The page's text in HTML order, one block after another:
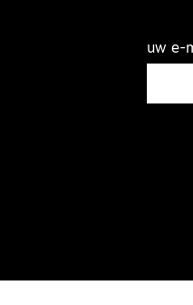
uw e-